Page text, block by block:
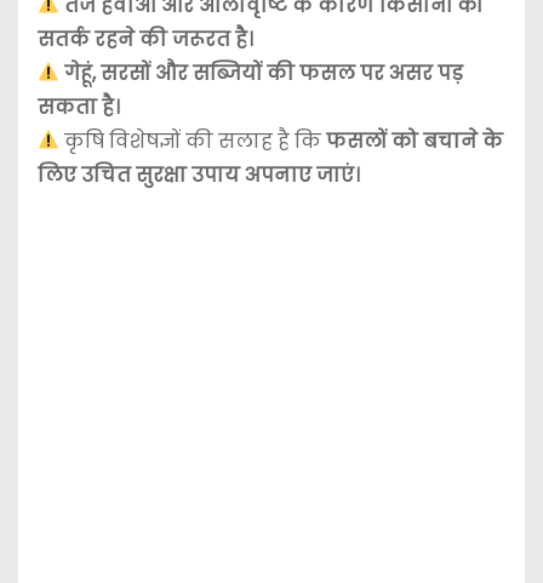
सतर्क रहने की जरूरत है।
गेहूं, सरसों और सब्जियों की फसल पर असर पड़
सकता है।
कृषि विशेषज्ञों की सलाह है किफसलों को बचाने के
लिए उचित सुरक्षा उपाय अपनाए जाएं।